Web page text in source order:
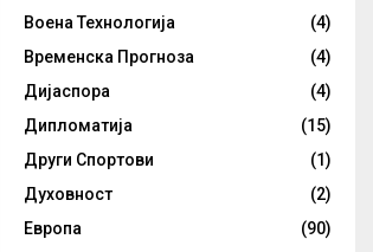
Воена Технологија
(4)
Временска Прогноза
(4)
Дијаспора
(4)
Дипломатија
(15)
Други Спортови
(1)
Духовност
(2)
Европа
(90)